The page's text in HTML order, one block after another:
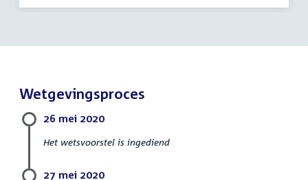
Wetgevingsproces
26 mei 2020
Het wetsvoorstel is ingediend
27 mei 2020